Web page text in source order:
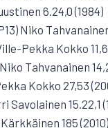
6.24,0 (1984)
Niko
Pekka Kokko
Tahvanainen
Kokko 27,53
Savolainen 15.22,1
185